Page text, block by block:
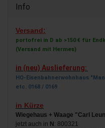
Info
Versand:
portofrei in D ab >150 € für
(Versand mit Hermes)
in (neu) Auslieferung:
HO-Eisenbahnerwohnhaus
etc. 0168 / 0169
in Kürze
Wiegehaus + Waage "Carl
jetzt auch in N : 800321